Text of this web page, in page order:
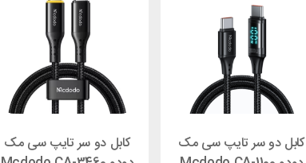
کابل دو سر تایپ سی مک
کابل دو سر تایپ سی مک